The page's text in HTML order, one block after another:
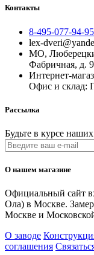
Контакты
8-495-077-94-95
lex-
МО,
Фабричная, д. 9
Интернет-
Офис и склад:
Рассылка
Будьте в курсе
О нашем магазине
Официальный сайт
Ола) в Москве.
Москве и
О заводе
соглашения